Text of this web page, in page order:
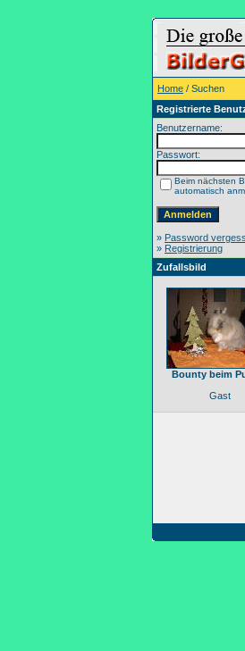
Home / Suchen
Registrierte
Benutzername:
Passwort:
Beim nächsten
automatisch
» Password
» Registrierung
Zufallsbild
Bounty beim
Gast